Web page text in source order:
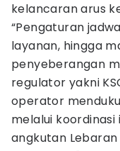
kelancaran arus
“Pengaturan
layanan, hingga
penyeberangan
regulator yakni
operator
melalui
angkutan